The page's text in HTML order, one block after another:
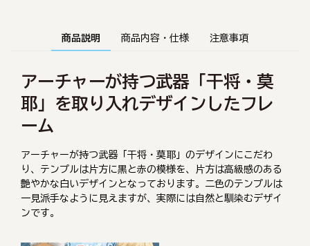
商品説明 商品内容・仕様 注意事項
アーチャーが持つ武器「干将・莫
耶」を取り入れデザインしたフレ
ーム
アーチャーが持つ武器「干将・莫耶」のデザインにこだわ
り、テンプルは片方に黒と赤の模様を、片方は高級感のある
艶やかな白いデザインとなっております。二色のテンプルは
一見派手なように見えますが、実際には自然と馴染むデザイ
ンです。